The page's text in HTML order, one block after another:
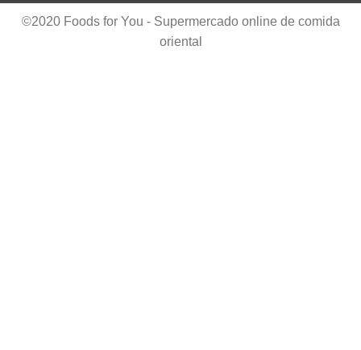
©2020 Foods for You - Supermercado online de comida
oriental